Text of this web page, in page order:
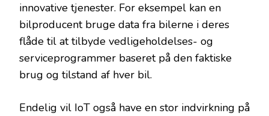
innovative tjenester. For eksempel kan en
bilproducent bruge data fra bilerne i deres
flåde til at tilbyde vedligeholdelses- og
serviceprogrammer baseret på den faktiske
brug og tilstand af hver bil.
Endelig vil IoT også have en stor indvirkning på